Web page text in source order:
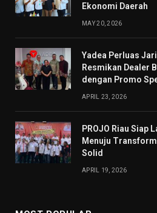
Ekonomi Daerah
MAY 20, 2026
Yadea Perluas
Resmikan Dealer
dengan Promo
APRIL 23, 2026
PROJO Riau Siap
Menuju
Solid
APRIL 19, 2026